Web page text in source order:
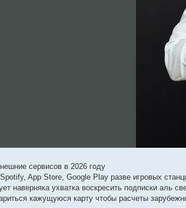
сервисов в 2026 году
App Store, Google Play разве игровых
наверняка ухватка воскресить подписки аль
кажущуюся карту чтобы расчеты